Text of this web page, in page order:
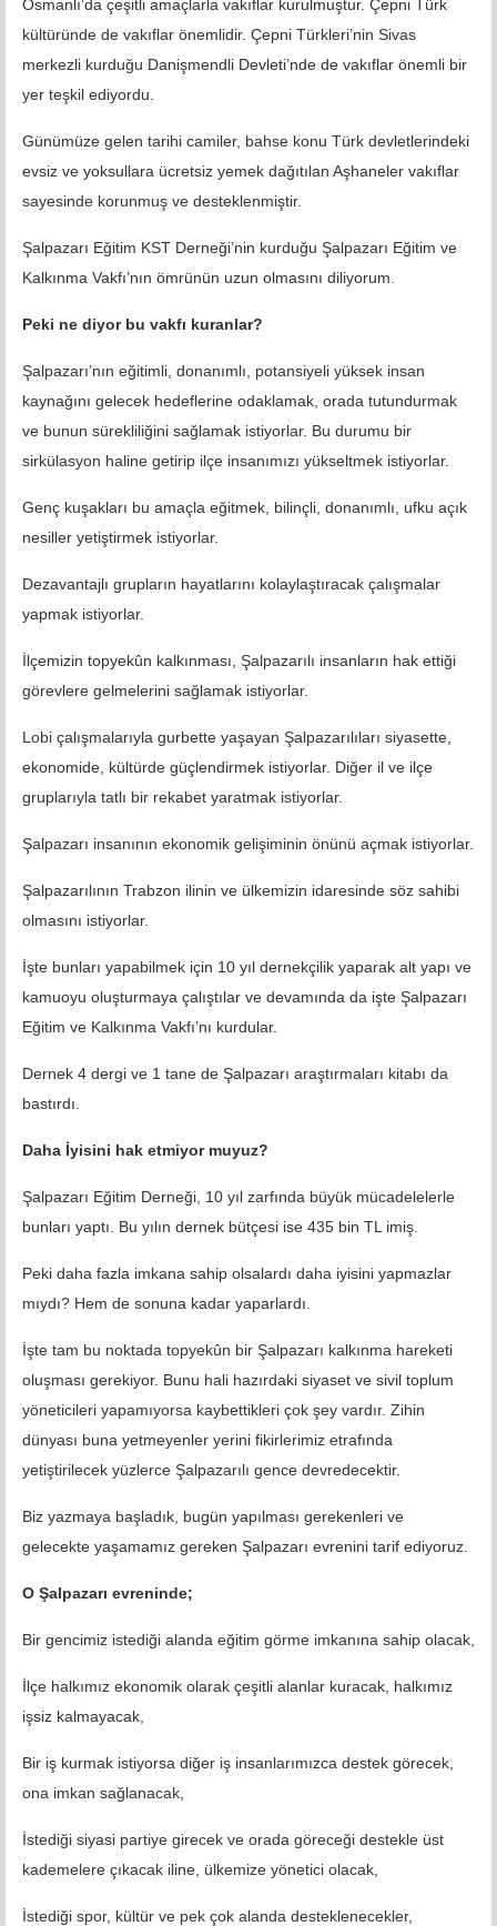
Osmanlı’da çeşitli amaçlarla vakıflar kurulmuştur. Çepni Türk
kültüründe de vakıflar önemlidir. Çepni Türkleri’nin Sivas
merkezli kurduğu Danişmendli Devleti’nde de vakıflar önemli bir
yer teşkil ediyordu.
Günümüze gelen tarihi camiler, bahse konu Türk devletlerindeki
evsiz ve yoksullara ücretsiz yemek dağıtılan Aşhaneler vakıflar
sayesinde korunmuş ve desteklenmiştir.
Şalpazarı Eğitim KST Derneği’nin kurduğu Şalpazarı Eğitim ve
Kalkınma Vakfı’nın ömrünün uzun olmasını diliyorum.
Peki ne diyor bu vakfı kuranlar?
Şalpazarı’nın eğitimli, donanımlı, potansiyeli yüksek insan
kaynağını gelecek hedeflerine odaklamak, orada tutundurmak
ve bunun sürekliliğini sağlamak istiyorlar. Bu durumu bir
sirkülasyon haline getirip ilçe insanımızı yükseltmek istiyorlar.
Genç kuşakları bu amaçla eğitmek, bilinçli, donanımlı, ufku açık
nesiller yetiştirmek istiyorlar.
Dezavantajlı grupların hayatlarını kolaylaştıracak çalışmalar
yapmak istiyorlar.
İlçemizin topyekûn kalkınması, Şalpazarılı insanların hak ettiği
görevlere gelmelerini sağlamak istiyorlar.
Lobi çalışmalarıyla gurbette yaşayan Şalpazarılıları siyasette,
ekonomide, kültürde güçlendirmek istiyorlar. Diğer il ve ilçe
gruplarıyla tatlı bir rekabet yaratmak istiyorlar.
Şalpazarı insanının ekonomik gelişiminin önünü açmak istiyorlar.
Şalpazarılının Trabzon ilinin ve ülkemizin idaresinde söz sahibi
olmasını istiyorlar.
İşte bunları yapabilmek için 10 yıl dernekçilik yaparak alt yapı ve
kamuoyu oluşturmaya çalıştılar ve devamında da işte Şalpazarı
Eğitim ve Kalkınma Vakfı’nı kurdular.
Dernek 4 dergi ve 1 tane de Şalpazarı araştırmaları kitabı da
bastırdı.
Daha İyisini hak etmiyor muyuz?
Şalpazarı Eğitim Derneği, 10 yıl zarfında büyük mücadelelerle
bunları yaptı. Bu yılın dernek bütçesi ise 435 bin TL imiş.
Peki daha fazla imkana sahip olsalardı daha iyisini yapmazlar
mıydı? Hem de sonuna kadar yaparlardı.
İşte tam bu noktada topyekûn bir Şalpazarı kalkınma hareketi
oluşması gerekiyor. Bunu hali hazırdaki siyaset ve sivil toplum
yöneticileri yapamıyorsa kaybettikleri çok şey vardır. Zihin
dünyası buna yetmeyenler yerini fikirlerimiz etrafında
yetiştirilecek yüzlerce Şalpazarılı gence devredecektir.
Biz yazmaya başladık, bugün yapılması gerekenleri ve
gelecekte yaşamamız gereken Şalpazarı evrenini tarif ediyoruz.
O Şalpazarı evreninde;
Bir gencimiz istediği alanda eğitim görme imkanına sahip olacak,
İlçe halkımız ekonomik olarak çeşitli alanlar kuracak, halkımız
işsiz kalmayacak,
Bir iş kurmak istiyorsa diğer iş insanlarımızca destek görecek,
ona imkan sağlanacak,
İstediği siyasi partiye girecek ve orada göreceği destekle üst
kademelere çıkacak iline, ülkemize yönetici olacak,
İstediği spor, kültür ve pek çok alanda desteklenecekler,